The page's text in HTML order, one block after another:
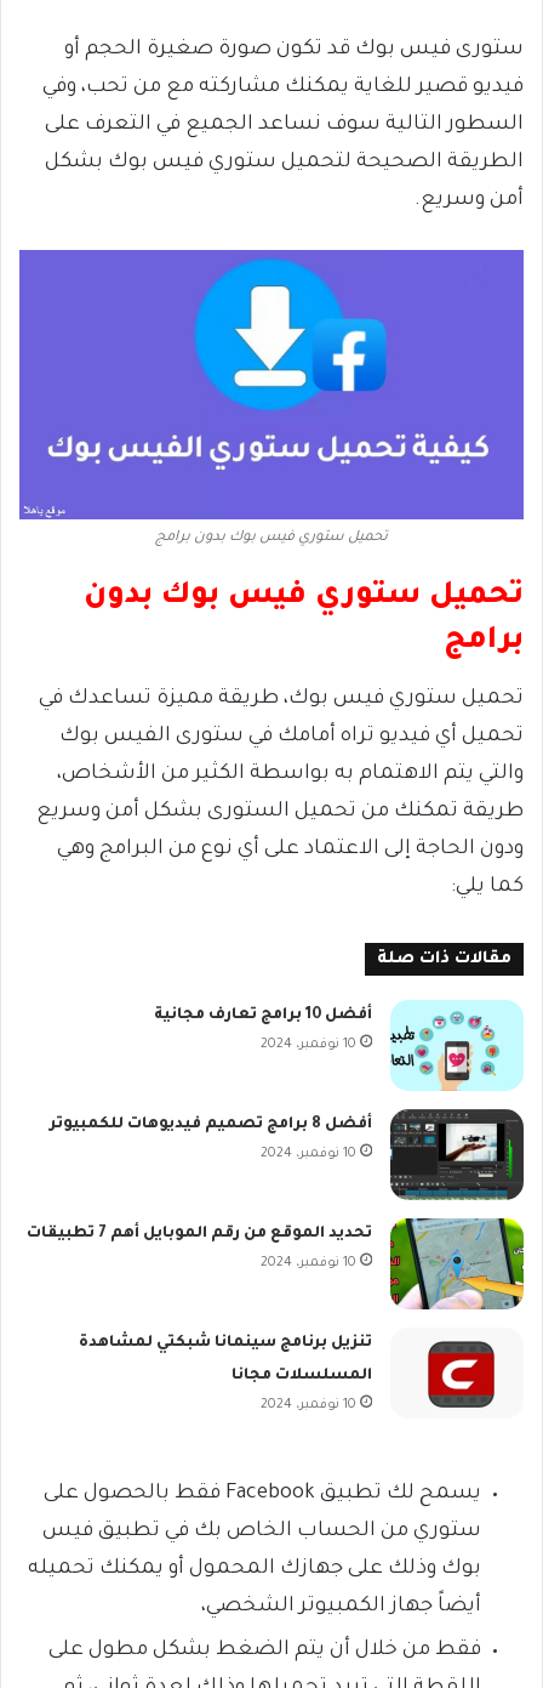
ستورى فيس بوك قد تكون صورة صغيرة الحجم أو
فيديو قصير للغاية يمكنك مشاركته مع من تحب، وفي
السطور التالية سوف نساعد الجميع في التعرف على
الطريقة الصحيحة لتحميل ستوري فيس بوك بشكل
أمن وسريع.
تحميل ستوري فيس بوك بدون برامج
تحميل ستوري فيس بوك بدون
برامج
تحميل ستوري فيس بوك، طريقة مميزة تساعدك في
تحميل أي فيديو تراه أمامك في ستورى الفيس بوك
والتي يتم الاهتمام به بواسطة الكثير من الأشخاص،
طريقة تمكنك من تحميل الستورى بشكل أمن وسريع
ودون الحاجة إلى الاعتماد على أي نوع من البرامج وهي
كما يلي:
مقالات ذات صلة
أفضل 10 برامج تعارف مجانية
10 نوفمبر، 2024
أفضل 8 برامج تصميم فيديوهات للكمبيوتر
10 نوفمبر، 2024
تحديد الموقع من رقم الموبايل أهم 7 تطبيقات
10 نوفمبر، 2024
تنزيل برنامج سينمانا شبكتي لمشاهدة
المسلسلات مجانا
10 نوفمبر، 2024
يسمح لك تطبيق Facebook فقط بالحصول على
ستوري من الحساب الخاص بك في تطبيق فيس
بوك وذلك على جهازك المحمول أو يمكنك تحميله
أيضاً جهاز الكمبيوتر الشخصي،
فقط من خلال أن يتم الضغط بشكل مطول على